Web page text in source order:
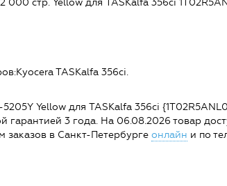
000 стр. Yellow для TASKalfa 356ci
TASKalfa 356ci.
Yellow для TASKalfa 356ci
гарантией 3 года. На 06.08.2026 товар
заказов в Санкт-Петербурге онлайн и по